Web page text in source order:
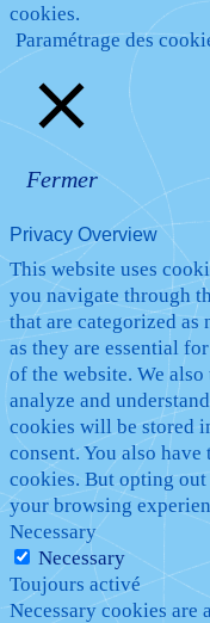
cookies.
Paramétrage des
Fermer
Privacy Overview
This website uses
you navigate through
that are categorized as
as they are essential
of the website. We
analyze and
cookies will be stored
consent. You also
cookies. But opting
your browsing
Necessary
Necessary
Toujours activé
Necessary cookies are